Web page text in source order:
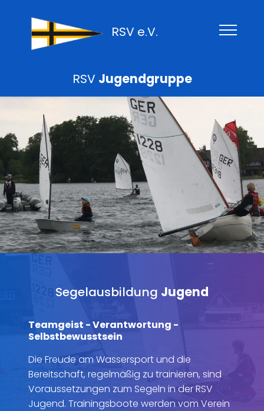
RSV e.V.
RSV Jugendgruppe
Segelausbildung Jugend
Teamgeist - Verantwortung -
Selbstbewusstsein
Die Freude am Wassersport und die
Bereitschaft, regelmäßig zu trainieren, sind
Voraussetzungen zum Segeln in der RSV
Jugend. Trainingsboote werden vom Verein